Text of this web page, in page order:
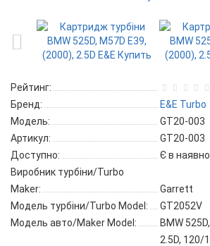
Рейтинг:
Бренд:
E&E Turbo
Модель:
GT20-003
Артикул:
GT20-003
Доступно:
Є в
Виробник турбіни/Turbo
Maker:
Garrett
Модель турбіни/Turbo Model:
GT2052V
Модель авто/Maker Model:
BMW
2.5D, 120/